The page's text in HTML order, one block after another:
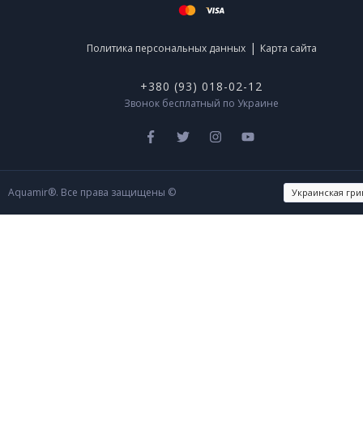
Политика персональных данных | Карта сайта
+380 (93) 018-02-12
Звонок бесплатный по Украине
Aquamir®. Все права защищены ©